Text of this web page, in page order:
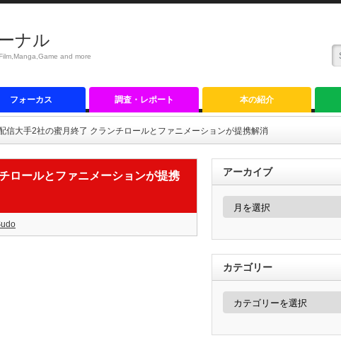
ナル
and more
フォーカス 調査・レポート 本の紹介
信大手2社の蜜月終了 クランチロールとファニメーションが提携解消
ロールとファニメーションが提携
アーカイブ
ア
ブ
カテゴリー
カ
ー